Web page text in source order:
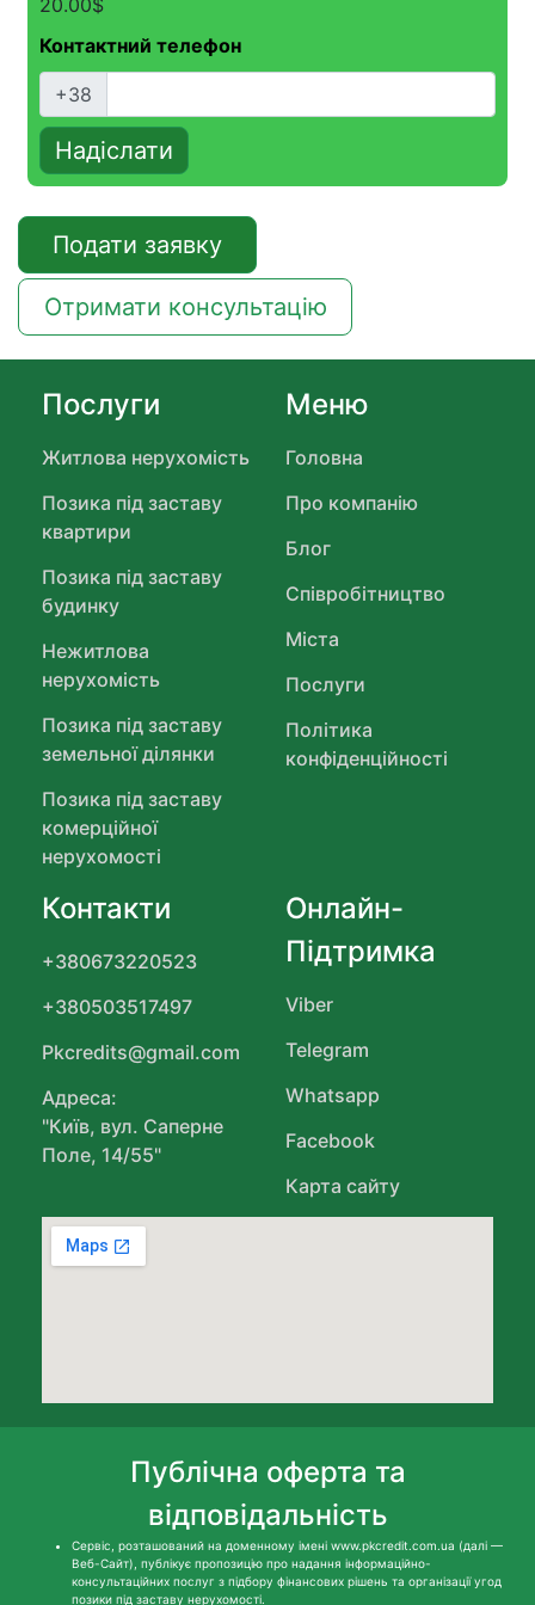
20.00$
Контактний телефон
+38
Надіслати
Подати заявку
Отримати консультацію
Послуги
Житлова нерухомість
Позика під заставу
квартири
Позика під заставу
будинку
Нежитлова
нерухомість
Позика під заставу
земельної ділянки
Позика під заставу
комерційної
нерухомості
Меню
Головна
Про компанію
Блог
Співробітництво
Міста
Послуги
Політика
конфіденційності
Контакти
+380673220523
+380503517497
Pkcredits@gmail.com
Адреса:
"Київ, вул. Саперне
Поле, 14/55"
Онлайн-
Підтримка
Viber
Telegram
Whatsapp
Facebook
Карта сайту
Публічна оферта та
відповідальність
Сервіс, розташований на доменному імені www.pkcredit.com.ua (далі —
Веб-Сайт), публікує пропозицію про надання інформаційно-
консультаційних послуг з підбору фінансових рішень та організації угод
позики під заставу нерухомості.